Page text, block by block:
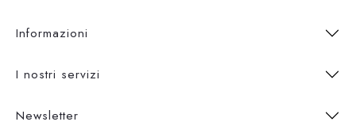
Informazioni
I nostri servizi
Newsletter